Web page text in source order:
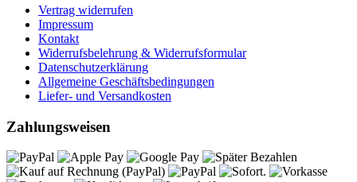
Vertrag widerrufen
Impressum
Kontakt
Widerrufsbelehrung & Widerrufsformular
Datenschutzerklärung
Allgemeine Geschäftsbedingungen
Liefer- und Versandkosten
Zahlungsweisen